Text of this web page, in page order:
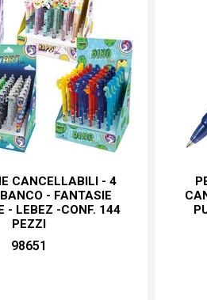
CANCELLABILI - 4
- FANTASIE
- LEBEZ -CONF. 144
PEZZI
98651